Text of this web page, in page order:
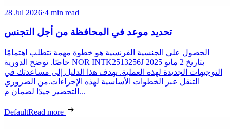
28 Jul 2026·4 min read
تحديد موعد في المحافظة من أجل التجنس
الحصول على الجنسية الفرنسية هو خطوة مهمة تتطلب اهتمامًا
خاصًا. توضح الدورية NOR INTK2513256J بتاريخ 2 مايو 2025
التوجيهات الجديدة لهذه العملية. يهدف هذا الدليل إلى مساعدتك في
التنقل عبر الخطوات الأساسية لهذه الإجراءات.من الضروري
التحضير جيدًا لضمان م...
DefaultRead more